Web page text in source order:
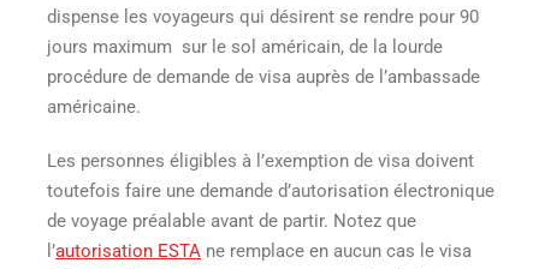
dispense les voyageurs qui désirent se rendre pour 90
jours maximum sur le sol américain, de la lourde
procédure de demande de visa auprès de l’ambassade
américaine.
Les personnes éligibles à l’exemption de visa doivent
toutefois faire une demande d’autorisation électronique
de voyage préalable avant de partir. Notez que
l’autorisation ESTA ne remplace en aucun cas le visa